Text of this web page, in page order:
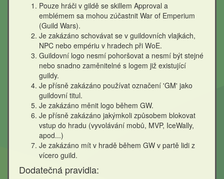
Pouze hráči v gildě se skillem Approval a
emblémem sa mohou zúčastnit War of Emperium
(Guild Wars).
Je zakázáno schovávat se v guildovních vlajkách,
NPC nebo empériu v hradech při WoE.
Guildovní logo nesmí pohoršovat a nesmí být stejné
nebo snadno zaměnitelné s logem již existující
guildy.
Je přísně zakázáno používat označení 'GM' jako
guildovní titul.
Je zakázáno měnit logo během GW.
Je přísně zakázáno jakýmkoli způsobem blokovat
vstup do hradu (vyvolávání mobů, MVP, IceWally,
apod...)
Je zakázáno mít v hradě během GW v partě lidi z
vícero guild.
Dodatečná pravidla: